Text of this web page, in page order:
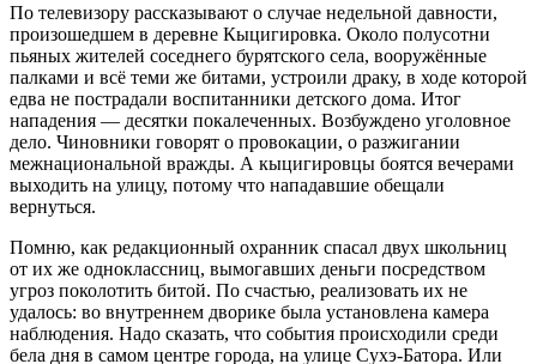
По телевизору рассказывают о случае недельной давности,
произошедшем в деревне Кыцигировка. Около полусотни
пьяных жителей соседнего бурятского села, вооружённые
палками и всё теми же битами, устроили драку, в ходе которой
едва не пострадали воспитанники детского дома. Итог
нападения — десятки покалеченных. Возбуждено уголовное
дело. Чиновники говорят о провокации, о разжигании
межнациональной вражды. А кыцигировцы боятся вечерами
выходить на улицу, потому что нападавшие обещали
вернуться.
Помню, как редакционный охранник спасал двух школьниц
от их же одноклассниц, вымогавших деньги посредством
угроз поколотить битой. По счастью, реализовать их не
удалось: во внутреннем дворике была установлена камера
наблюдения. Надо сказать, что события происходили среди
бела дня в самом центре города, на улице Сухэ-Батора. Или